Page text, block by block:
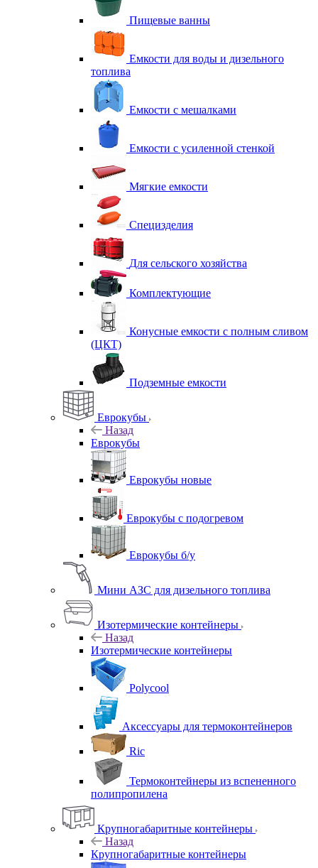
Пищевые ванны
Емкости для воды и дизельного
топлива
Емкости с мешалками
Емкости с усиленной стенкой
Мягкие емкости
Специзделия
Для сельского хозяйства
Комплектующие
Конусные емкости с полным сливом
(ЦКТ)
Подземные емкости
Еврокубы
Назад
Еврокубы
Еврокубы новые
Еврокубы с подогревом
Еврокубы б/у
Мини АЗС для дизельного топлива
Изотермические контейнеры
Назад
Изотермические контейнеры
Polycool
Аксессуары для термоконтейнеров
Ric
Термоконтейнеры из вспененного
полипропилена
Крупногабаритные контейнеры
Назад
Крупногабаритные контейнеры